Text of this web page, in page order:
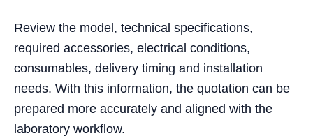
Review the model, technical specifications,
required accessories, electrical conditions,
consumables, delivery timing and installation
needs. With this information, the quotation can be
prepared more accurately and aligned with the
laboratory workflow.